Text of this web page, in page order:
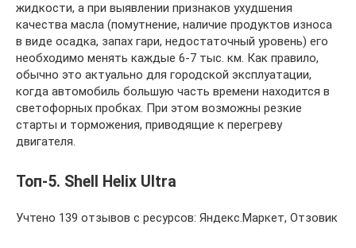
жидкости, а при выявлении признаков ухудшения
качества масла (помутнение, наличие продуктов износа
в виде осадка, запах гари, недостаточный уровень) его
необходимо менять каждые 6-7 тыс. км. Как правило,
обычно это актуально для городской эксплуатации,
когда автомобиль большую часть времени находится в
светофорных пробках. При этом возможны резкие
старты и торможения, приводящие к перегреву
двигателя.
Топ-5. Shell Helix Ultra
Учтено 139 отзывов с ресурсов: Яндекс.Маркет, Отзовик